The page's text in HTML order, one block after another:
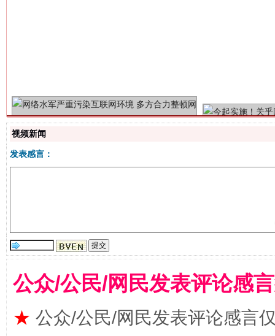
视频新闻
发表感言：
公众/公民/网民发表评论感
★ 公众/公民/网民发表评论感言